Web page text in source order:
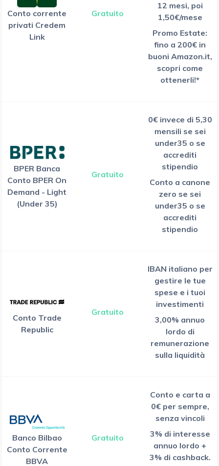
Conto corrente
privati Credem
Link
Gratuito
12 mesi, poi
1,50€/mese
Promo Estate:
fino a 200€ in
buoni Amazon.it,
scopri come
ottenerli!*
BPER Banca
Conto BPER On
Demand - Light
(Under 35)
Gratuito
0€ invece di 5,30
mensili se sei
under35 o se
accrediti
stipendio
Conto a canone
zero se sei
under35 o se
accrediti
stipendio
Conto Trade
Republic
Gratuito
IBAN italiano per
gestire le tue
spese e i tuoi
investimenti
3,00% annuo
lordo di
remunerazione
sulla liquidità
Banco Bilbao
Conto Corrente
BBVA
Gratuito
Conto e carta a
0€ per sempre,
senza vincoli
3% di interesse
annuo lordo +
3% di cashback.